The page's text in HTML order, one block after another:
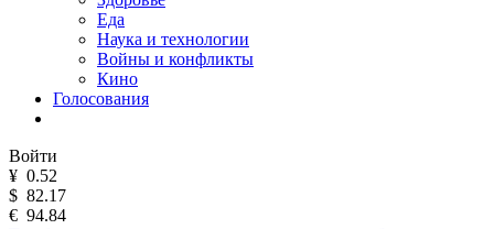
Еда
Наука и технологии
Войны и конфликты
Кино
Голосования
Войти
¥ 0.52
$ 82.17
€ 94.84